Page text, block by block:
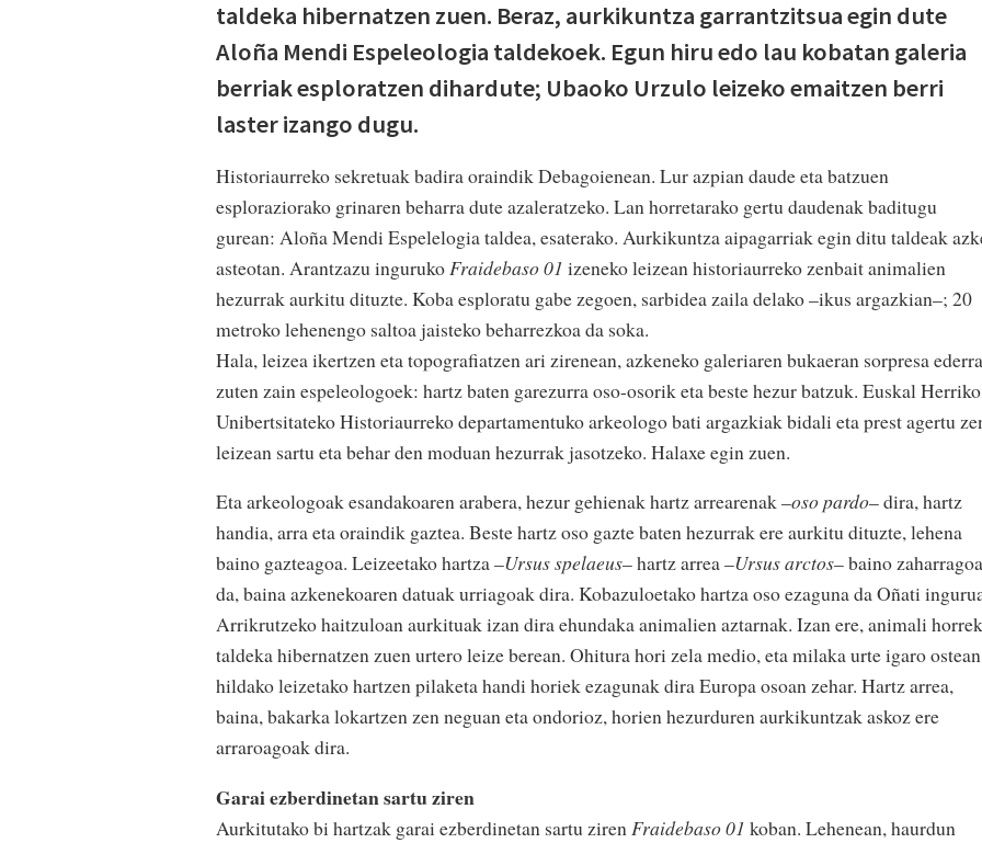
taldeka hibernatzen zuen. Beraz, aurkikuntza garrantzitsua egin dute
Aloña Mendi Espeleologia taldekoek. Egun hiru edo lau kobatan galeria
berriak esploratzen dihardute; Ubaoko Urzulo leizeko emaitzen berri
laster izango dugu.
Historiaurreko sekretuak badira oraindik Debagoienean. Lur azpian daude eta batzuen
esploraziorako grinaren beharra dute azaleratzeko. Lan horretarako gertu daudenak baditugu
gurean: Aloña Mendi Espelelogia taldea, esaterako. Aurkikuntza aipagarriak egin ditu taldeak
asteotan. Arantzazu inguruko Fraidebaso 01 izeneko leizean historiaurreko zenbait animalien
hezurrak aurkitu dituzte. Koba esploratu gabe zegoen, sarbidea zaila delako –ikus argazkian–; 20
metroko lehenengo saltoa jaisteko beharrezkoa da soka.
Hala, leizea ikertzen eta topografiatzen ari zirenean, azkeneko galeriaren bukaeran sorpresa ederra
zuten zain espeleologoek: hartz baten garezurra oso-osorik eta beste hezur batzuk. Euskal Herriko
Unibertsitateko Historiaurreko departamentuko arkeologo bati argazkiak bidali eta prest agertu
leizean sartu eta behar den moduan hezurrak jasotzeko. Halaxe egin zuen.
Eta arkeologoak esandakoaren arabera, hezur gehienak hartz arrearenak –oso pardo– dira, hartz
handia, arra eta oraindik gaztea. Beste hartz oso gazte baten hezurrak ere aurkitu dituzte, lehena
baino gazteagoa. Leizeetako hartza –Ursus spelaeus– hartz arrea –Ursus arctos– baino zaharragoa
da, baina azkenekoaren datuak urriagoak dira. Kobazuloetako hartza oso ezaguna da Oñati
Arrikrutzeko haitzuloan aurkituak izan dira ehundaka animalien aztarnak. Izan ere, animali horrek
taldeka hibernatzen zuen urtero leize berean. Ohitura hori zela medio, eta milaka urte igaro
hildako leizetako hartzen pilaketa handi horiek ezagunak dira Europa osoan zehar. Hartz arrea,
baina, bakarka lokartzen zen neguan eta ondorioz, horien hezurduren aurkikuntzak askoz ere
arraroagoak dira.
Garai ezberdinetan sartu ziren
Aurkitutako bi hartzak garai ezberdinetan sartu zirenFraidebaso 01 koban. Lehenean, haurdun